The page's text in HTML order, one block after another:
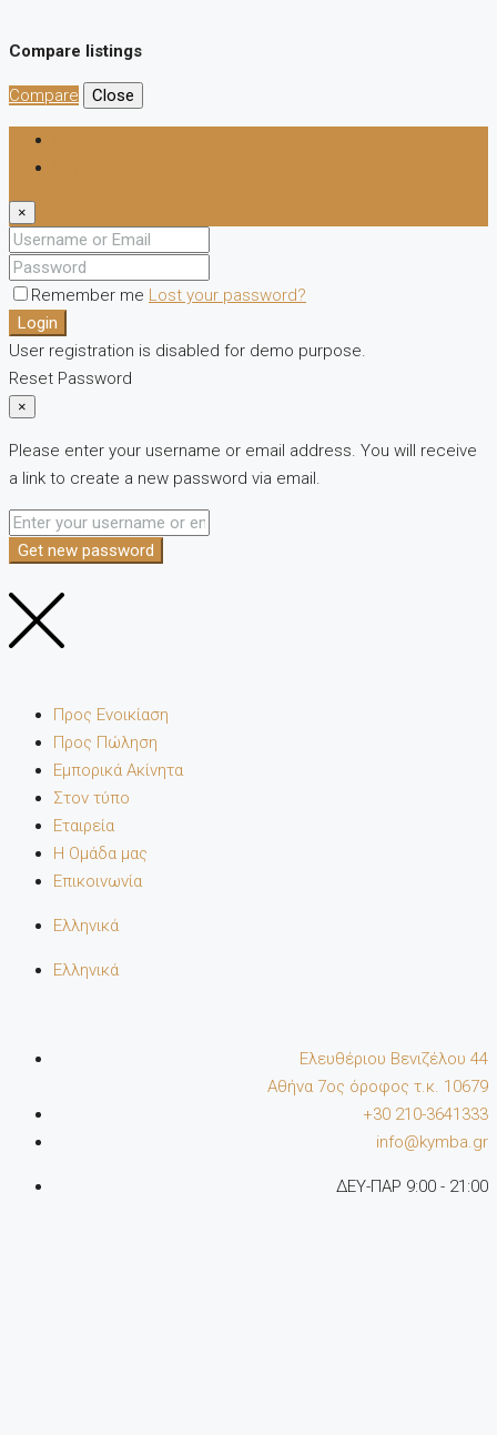
Compare listings
Compare Close
×
Remember me Lost your password?
Login
User registration is disabled for demo purpose.
Reset Password
×
Please enter your username or email address. You will receive
a link to create a new password via email.
Get new password
Προς Ενοικίαση
Προς Πώληση
Εμπορικά Ακίνητα
Στον τύπο
Εταιρεία
Η Ομάδα μας
Επικοινωνία
Ελληνικά
Ελληνικά
Ελευθέριου Βενιζέλου 44
Αθήνα 7oς όροφος τ.κ. 10679
+30 210-3641333
info@kymba.gr
ΔΕΥ-ΠΑΡ 9:00 - 21:00